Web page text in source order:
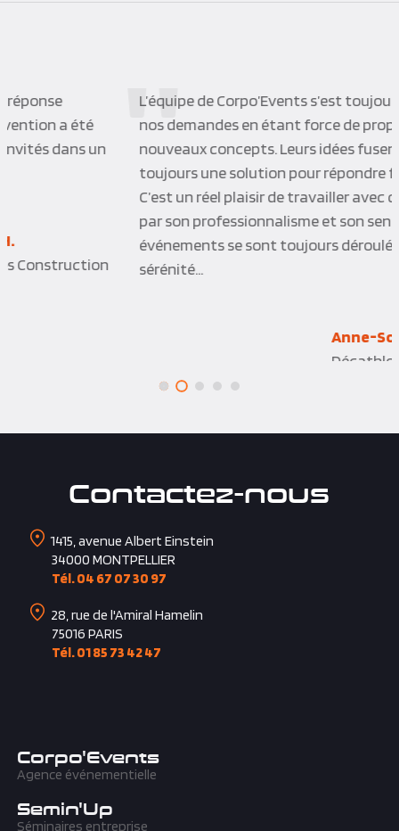
L’équipe de Corpo’Events s’est toujours adaptée à
nos demandes en étant force de proposition sur de
nouveaux concepts. Leurs idées fusent, et il y a
toujours une solution pour répondre favorablement.
C’est un réel plaisir de travailler avec cette équipe de
par son professionnalisme et son sens du service. Les
événements se sont toujours déroulés en toute
sérénité…
Contactez-nous
1415, avenue Albert Einstein
Tél. 04 67 07 30 97
28, rue de l'Amiral Hamelin
Corpo'Events
Agence événementielle